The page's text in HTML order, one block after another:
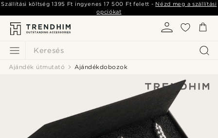
Keresés
Szállítási költség1395 Ft ingyenes 17 500 Ft felett - Nézd meg a szállítási
opciókat
Ajándék útmutató Ajándékdobozok